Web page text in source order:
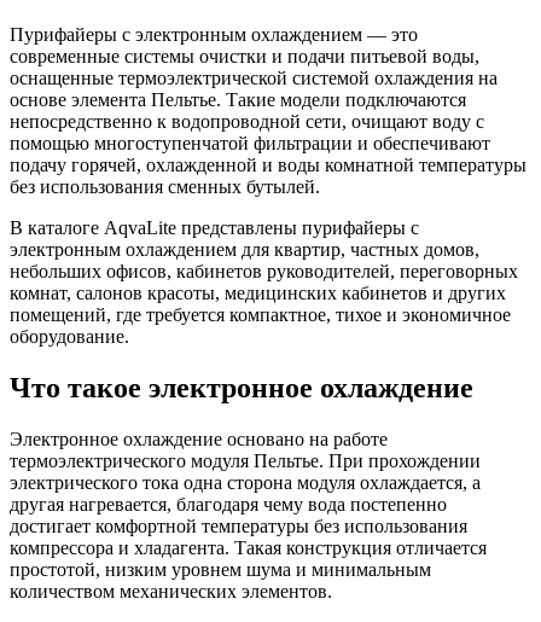
Пурифайеры с электронным охлаждением — это
современные системы очистки и подачи питьевой воды,
оснащенные термоэлектрической системой охлаждения на
основе элемента Пельтье. Такие модели подключаются
непосредственно к водопроводной сети, очищают воду с
помощью многоступенчатой фильтрации и обеспечивают
подачу горячей, охлажденной и воды комнатной температуры
без использования сменных бутылей.
В каталоге AqvaLite представлены пурифайеры с
электронным охлаждением для квартир, частных домов,
небольших офисов, кабинетов руководителей, переговорных
комнат, салонов красоты, медицинских кабинетов и других
помещений, где требуется компактное, тихое и экономичное
оборудование.
Что такое электронное охлаждение
Электронное охлаждение основано на работе
термоэлектрического модуля Пельтье. При прохождении
электрического тока одна сторона модуля охлаждается, а
другая нагревается, благодаря чему вода постепенно
достигает комфортной температуры без использования
компрессора и хладагента. Такая конструкция отличается
простотой, низким уровнем шума и минимальным
количеством механических элементов.